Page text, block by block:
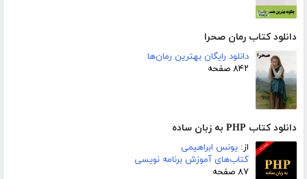
دانلود کتاب رمان صحرا
دانلود رایگان بهترین رمان‌ها
۸۴۲ صفحه
دانلود کتاب PHP به زبان ساده
از: یونس ابراهیمی
کتاب‌های آموزش برنامه نویسی
۸۷ صفحه